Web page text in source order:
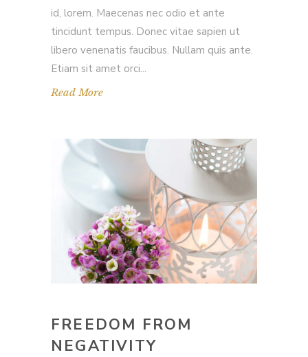
id, lorem. Maecenas nec odio et ante
tincidunt tempus. Donec vitae sapien ut
libero venenatis faucibus. Nullam quis ante.
Etiam sit amet orci
Read More
FREEDOM FROM
NEGATIVITY